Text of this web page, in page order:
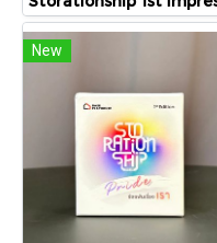
New